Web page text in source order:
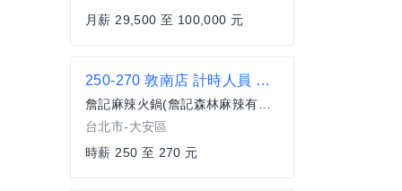
月薪 29,500 至 100,000 元
250-270 敦南店 計時人員 晚 外場
詹記麻辣火鍋(詹記森林麻辣有限公司)
台北市-大安區
時薪 250 至 270 元